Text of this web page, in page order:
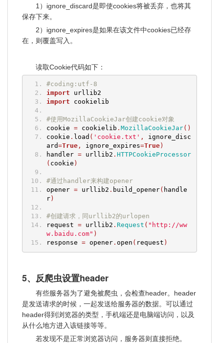
1）ignore_discard是即使cookies将被丢弃，也将其
保存下来。
2）ignore_expires是如果在该文件中cookies已经存
在，则覆盖写入。
读取Cookie代码如下：
#coding:utf-8
import urllib2
import cookielib
#使用MozillaCookieJar创建cookie对象
cookie = cookielib . MozillaCookieJar()
cookie . load ( 'cookie.txt' ,
ignore_disc
ard=True, ignore_expires=True)
handler = urllib2 . HTTPCookieProcessor
( cookie )
#通过handler来构建opener
opener = urllib2 . build_opener( handle
r)
#创建请求，同urllib2的urlopen
request = urllib2 . Request ( "http://ww
w.baidu.com" )
response = opener. open ( request )
5、反爬虫设置header
有些服务器为了避免被爬虫，会检查header。header
是发送请求的时候，一起发送给服务器的数据。可以通过
header得到浏览器的类型，手机端还是电脑端访问，以及
从什么地方进入该链接等等。
若发现不是正常浏览器访问，服务器则直接拒绝。